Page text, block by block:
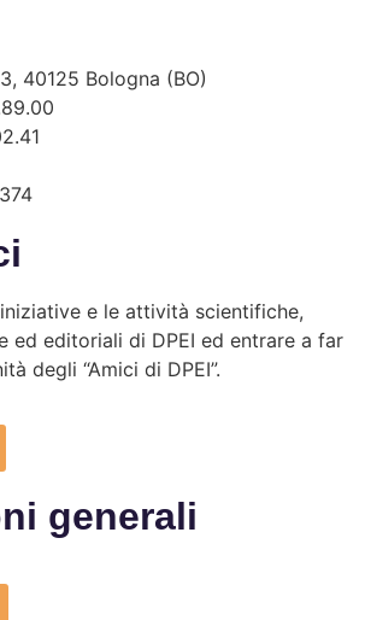
40125 Bologna (BO)
e le attività scientifiche,
ed editoriali di DPEI ed entrare a far
degli “Amici di DPEI”.
generali